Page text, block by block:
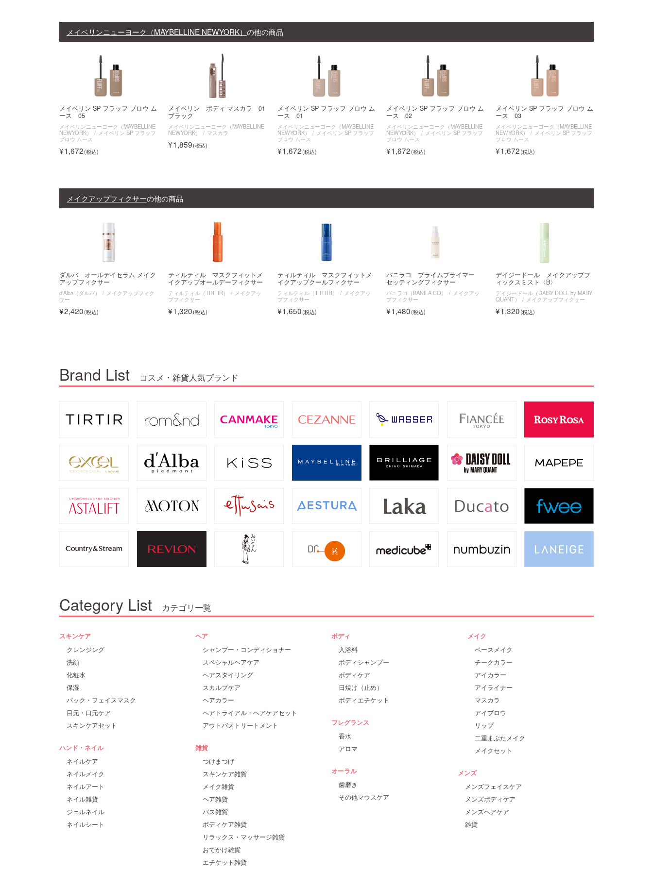
メイベリンニューヨーク（MAYBELLINE NEWYORK） の他の商品
メイベリン SP フラッフ ブロウ ム
ース 05
メイベリンニューヨーク（MAYBELLINE
NEWYORK）
メイベリン SP フラッフ
ブロウ ムース
1,672
メイベリン ボディ マスカラ 01
ブラック
メイベリンニューヨーク（MAYBELLINE
NEWYORK）
マスカラ
1,859
メイベリン SP フラッフ ブロウ ム
ース 01
メイベリンニューヨーク（MAYBELLINE
NEWYORK）
メイベリン SP フラッフ
ブロウ ムース
1,672
メイベリン SP フラッフ ブロウ ム
ース 02
メイベリンニューヨーク（MAYBELLINE
NEWYORK）
メイベリン SP フラッフ
ブロウ ムース
1,672
メイベリン SP フラッフ ブロウ ム
ース 03
メイベリンニューヨーク（MAYBELLINE
NEWYORK）
メイベリン SP フラッフ
ブロウ ムース
1,672
メイクアップフィクサーの他の商品
ダルバ オールデイセラム メイク
アップフィクサー
d'Alba（ダルバ）
メイクアップフィク
サー
2,420
ティルティル マスクフィットメ
イクアップオールデーフィクサー
ティルティル（TIRTIR）
メイクアッ
プフィクサー
1,320
ティルティル マスクフィットメ
イクアップクールフィクサー
ティルティル（TIRTIR）
メイクアッ
プフィクサー
1,650
バニラコ プライムプライマー
セッティングフィクサー
バニラコ（BANILA CO）
メイクアッ
プフィクサー
1,480
デイジードール メイクアップフ
ィックスミスト〈B〉
デイジードール（DAISY DOLL by MARY
QUANT）
メイクアップフィクサー
1,320
Brand List コスメ・雑貨人気ブランド
Category List カテゴリ一覧
スキンケア
クレンジング
洗顔
化粧水
保湿
パック・フェイスマスク
目元・口元ケア
スキンケアセット
ヘア
シャンプー・コンディショナー
スペシャルヘアケア
ヘアスタイリング
スカルプケア
ヘアカラー
ヘアトライアル・ヘアケアセット
アウトバストリートメント
ボディ
入浴料
ボディシャンプー
ボディケア
日焼け（止め）
ボディエチケット
メイク
ベースメイク
チークカラー
アイカラー
アイライナー
マスカラ
アイブロウ
リップ
二重まぶたメイク
メイクセット
フレグランス
香水
アロマ
ハンド・ネイル
ネイルケア
ネイルメイク
ネイルアート
ネイル雑貨
ジェルネイル
ネイルシート
雑貨
つけまつげ
スキンケア雑貨
メイク雑貨
ヘア雑貨
バス雑貨
ボディケア雑貨
リラックス・マッサージ雑貨
おでかけ雑貨
エチケット雑貨
オーラル
歯磨き
その他マウスケア
メンズ
メンズフェイスケア
メンズボディケア
メンズヘアケア
雑貨